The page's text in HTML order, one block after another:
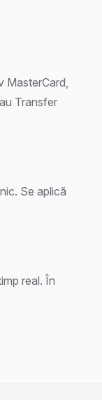
MasterCard,
Transfer
Se aplică
real. În